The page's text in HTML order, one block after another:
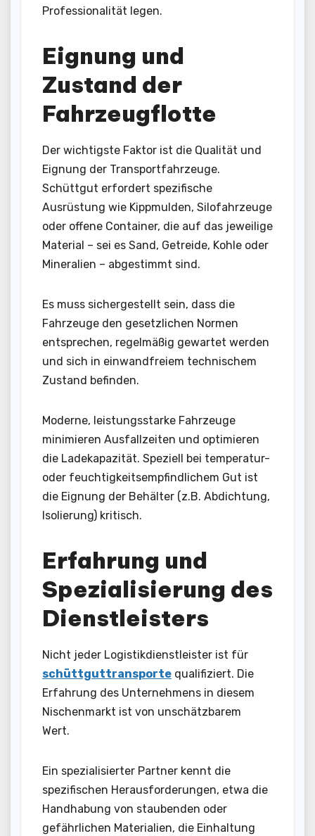
Professionalität legen.
Eignung und
Zustand der
Fahrzeugflotte
Der wichtigste Faktor ist die Qualität und
Eignung der Transportfahrzeuge.
Schüttgut erfordert spezifische
Ausrüstung wie Kippmulden, Silofahrzeuge
oder offene Container, die auf das jeweilige
Material – sei es Sand, Getreide, Kohle oder
Mineralien – abgestimmt sind.
Es muss sichergestellt sein, dass die
Fahrzeuge den gesetzlichen Normen
entsprechen, regelmäßig gewartet werden
und sich in einwandfreiem technischem
Zustand befinden.
Moderne, leistungsstarke Fahrzeuge
minimieren Ausfallzeiten und optimieren
die Ladekapazität. Speziell bei temperatur-
oder feuchtigkeitsempfindlichem Gut ist
die Eignung der Behälter (z.B. Abdichtung,
Isolierung) kritisch.
Erfahrung und
Spezialisierung des
Dienstleisters
Nicht jeder Logistikdienstleister ist für
schüttguttransporte qualifiziert. Die
Erfahrung des Unternehmens in diesem
Nischenmarkt ist von unschätzbarem
Wert.
Ein spezialisierter Partner kennt die
spezifischen Herausforderungen, etwa die
Handhabung von staubenden oder
gefährlichen Materialien, die Einhaltung